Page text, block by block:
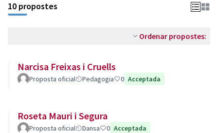
10 propostes
Ordenar propostes:
Narcisa Freixas i Cruells
Proposta oficial Pedagogia 0 Acceptada
Roseta Mauri i Segura
Proposta oficial Dansa 0 Acceptada